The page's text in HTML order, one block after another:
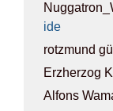
ide
rotzmund
Erzherzog
Alfons